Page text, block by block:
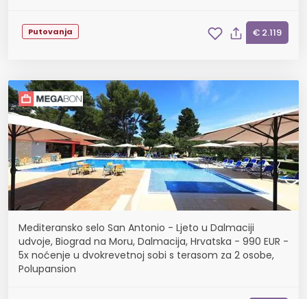
Putovanja € 2.119
Mediteransko selo San Antonio - Ljeto u Dalmaciji
udvoje, Biograd na Moru, Dalmacija, Hrvatska - 990 EUR -
5x noćenje u dvokrevetnoj sobi s terasom za 2 osobe,
Polupansion